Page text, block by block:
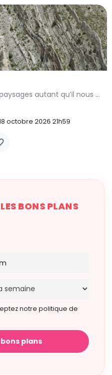
L'exposition Adret éclaire les paysages autant qu’il nous expose à eux. Entre observation, contemplation et…
octobre 2026 21h59
BONS PLANS
notre politique de